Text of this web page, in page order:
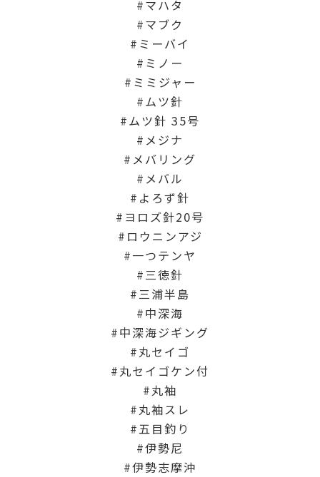
マハタ
マブク
ミーバイ
ミノー
ミミジャー
ムツ針
ムツ針 35号
メジナ
メバリング
メバル
よろず針
ヨロズ針20号
ロウニンアジ
一つテンヤ
三徳針
三浦半島
中深海
中深海ジギング
丸セイゴ
丸セイゴケン付
丸袖
丸袖スレ
五目釣り
伊勢尼
伊勢志摩沖